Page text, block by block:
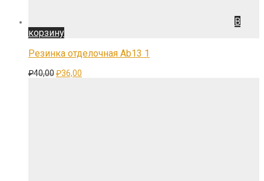
В
корзину
Резинка отделочная Ab13 1
₽40,00Первоначальная
₽36,00